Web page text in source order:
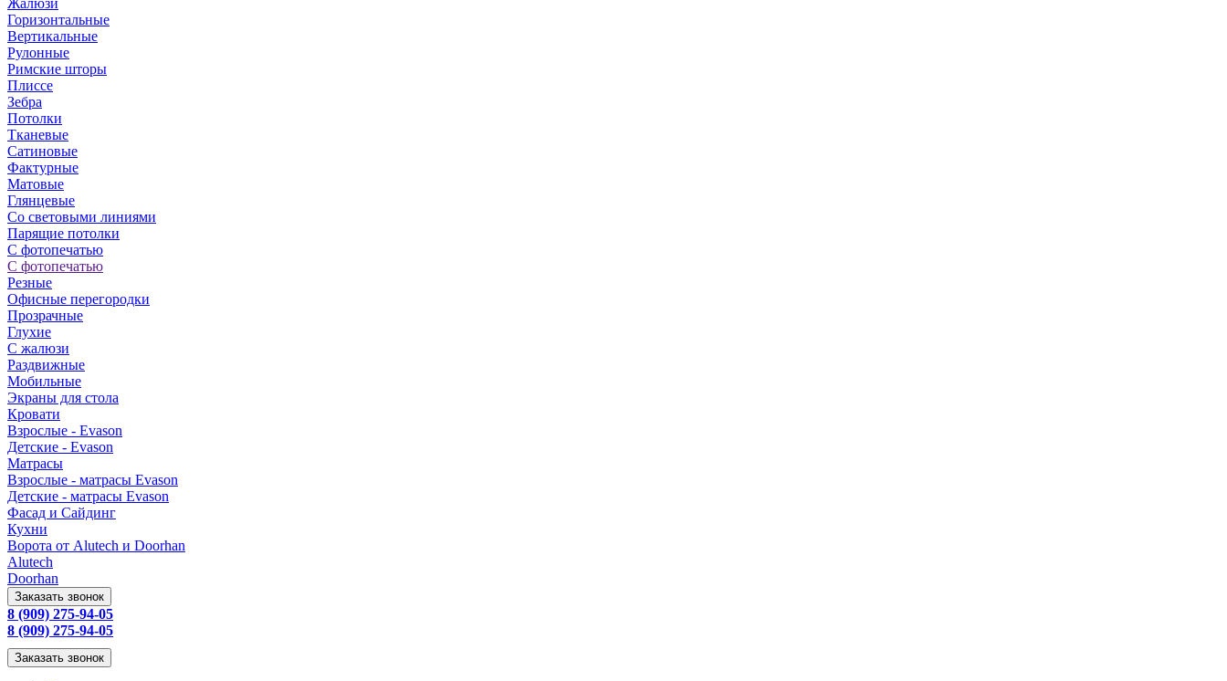
Жалюзи
Горизонтальные
Вертикальные
Рулонные
Римские шторы
Плиссе
Зебра
Потолки
Тканевые
Сатиновые
Фактурные
Матовые
Глянцевые
Со световыми линиями
Парящие потолки
С фотопечатью
С фотопечатью
Резные
Офисные перегородки
Прозрачные
Глухие
С жалюзи
Раздвижные
Мобильные
Экраны для стола
Кровати
Взрослые - Evason
Детские - Evason
Матрасы
Взрослые - матрасы Evason
Детские - матрасы Evason
Фасад и Сайдинг
Кухни
Ворота от Alutech и Doorhan
Alutech
Doorhan
Заказать звонок
8 (909) 275-94-05
8 (909) 275-94-05
Заказать звонок